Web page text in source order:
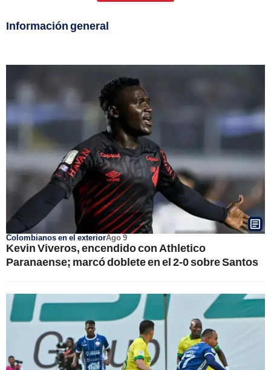
Información general
Colombianos en el exteriorAgo 9
Kevin Viveros, encendido con Athletico
Paranaense; marcó doblete en el 2-0 sobre Santos